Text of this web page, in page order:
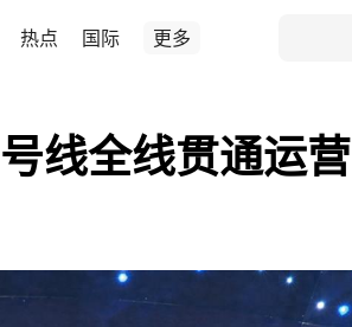
热点 国际 更多
线全线贯通运营